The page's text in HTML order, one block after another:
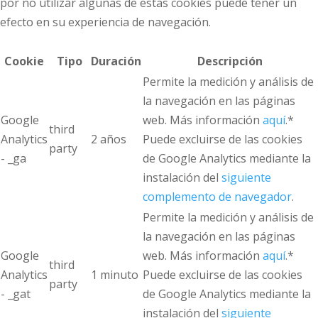
efecto en su experiencia de navegación.
Cookie Tipo Duración Descripción
Google
Analytics
- _ga
third
party
2 años
Permite la medición y análisis de
la navegación en las páginas
web. Más información aquí.*
Puede excluirse de las cookies
de Google Analytics mediante la
instalación del siguiente
complemento de navegador.
Google
Analytics
- _gat
third
party
1 minuto
Permite la medición y análisis de
la navegación en las páginas
web. Más información aquí.*
Puede excluirse de las cookies
de Google Analytics mediante la
instalación del siguiente